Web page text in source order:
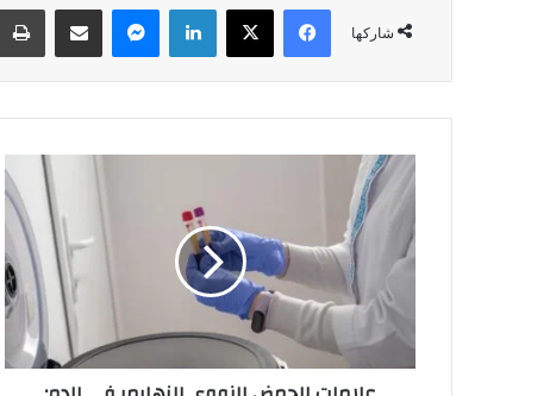
شاركها
فيسبوك ‫X لينكدإن ماسنجر مشاركة عبر البريد
علامات
الحمض
النووي
للزهايمر
في
الدم:
البحوث
الجديدة